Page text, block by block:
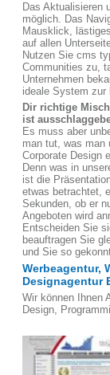
Das Aktualisieren
möglich. Das
Mausklick,
auf allen
Nutzen Sie cms
Communities zu,
Unternehmen
ideale System zur
Dir richtige
ist
Es muss aber
man tut, was man
Corporate Design
Denn was in
ist die
etwas betrachtet,
Sekunden, ob er
Angeboten wird
Entscheiden Sie
beauftragen Sie
und Sie so
Werbeagentur,
Designagentur
Wir können Ihnen
Design,